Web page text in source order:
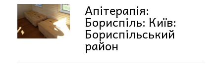
Апітерапія:
Бориспіль: Київ:
Бориспільський
район